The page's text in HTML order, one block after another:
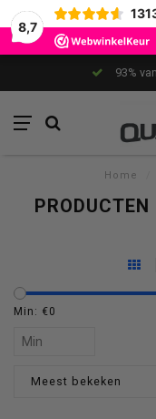
8,7
93%
Home
Min: €0
Meest bekeken